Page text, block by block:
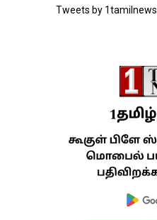
Tweets by 1tamilnews